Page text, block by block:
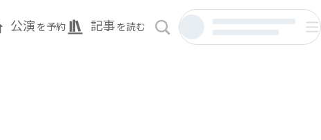
公演 を予約 記事 を読む